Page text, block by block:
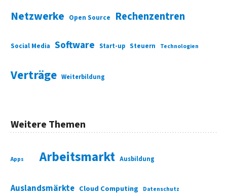
Netzwerke Open Source Rechenzentren
Social Media Software Start-up Steuern Technologien
Verträge Weiterbildung
Weitere Themen
Apps Arbeitsmarkt Ausbildung
Auslandsmärkte Cloud Computing Datenschutz